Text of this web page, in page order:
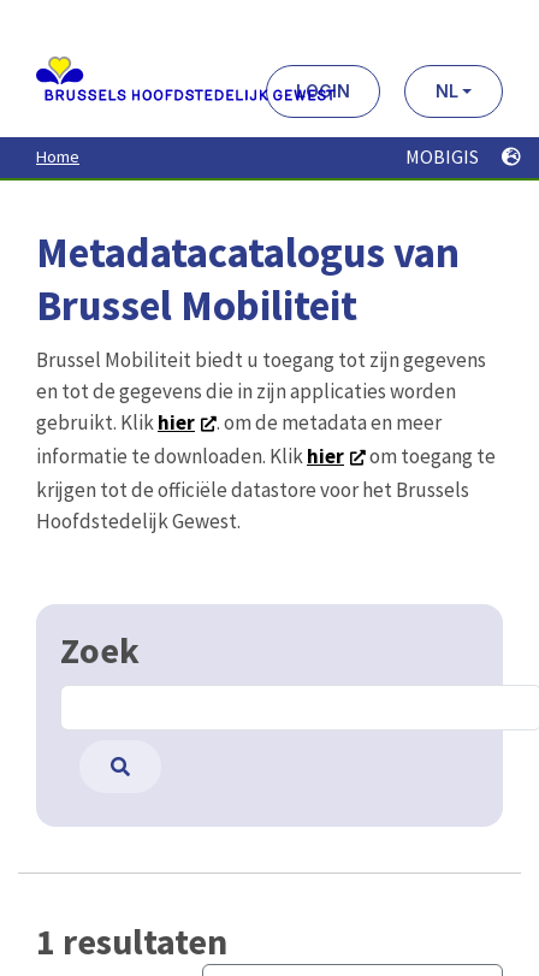
contenu
principal
LOGIN NL
Home MOBIGIS
Metadatacatalogus van
Brussel Mobiliteit
Brussel Mobiliteit biedt u toegang tot zijn gegevens
en tot de gegevens die in zijn applicaties worden
gebruikt. Klikhier
. om de metadata en meer
informatie te downloaden. Klikhier
om toegang te
krijgen tot de officiële datastore voor het Brussels
Hoofdstedelijk Gewest.
Zoek
1 resultaten